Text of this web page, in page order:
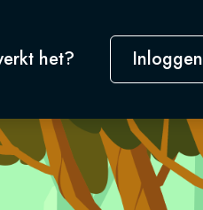
het? Inloggen